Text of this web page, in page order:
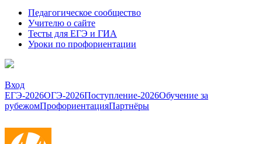
Педагогическое сообщество
Учителю о сайте
Тесты для ЕГЭ и ГИА
Уроки по профориентации
Вход
ЕГЭ-2026ОГЭ-2026Поступление-2026Обучение за
рубежомПрофориентацияПартнёры